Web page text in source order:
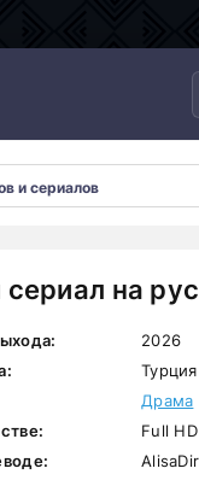
на
2026
Турция
Драма
Full HD